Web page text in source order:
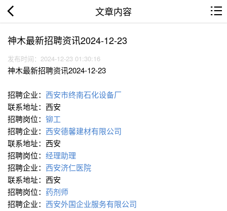
文章内容
神木最新招聘资讯2024-12-23
发布时间：2024-12-23 01:30:16
神木最新招聘资讯2024-12-23
招聘企业： 西安市终南石化设备厂
联系地址：西安
招聘岗位： 铆工
招聘企业： 西安德馨建材有限公司
联系地址：西安
招聘岗位： 经理助理
招聘企业： 西安济仁医院
联系地址：西安
招聘岗位： 药剂师
招聘企业： 西安外国企业服务有限公司